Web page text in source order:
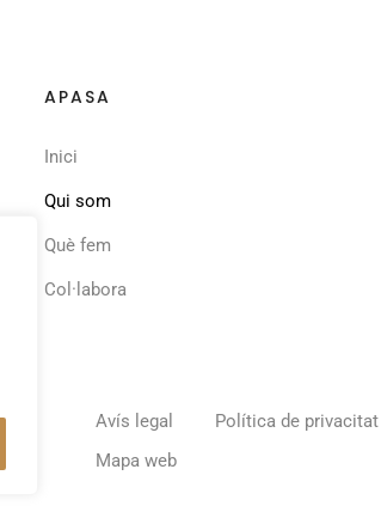
APASA
Inici
Qui som
Què fem
Col·labora
Avís legal Política de privacitat
Mapa web